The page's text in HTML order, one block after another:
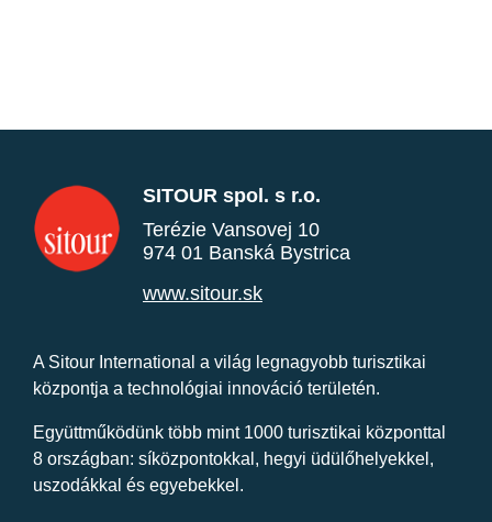
SITOUR spol. s r.o.
Terézie Vansovej 10
974 01 Banská Bystrica
www.sitour.sk
A Sitour International a világ legnagyobb turisztikai
központja a technológiai innováció területén.
Együttműködünk több mint 1000 turisztikai központtal
8 országban: síközpontokkal, hegyi üdülőhelyekkel,
uszodákkal és egyebekkel.